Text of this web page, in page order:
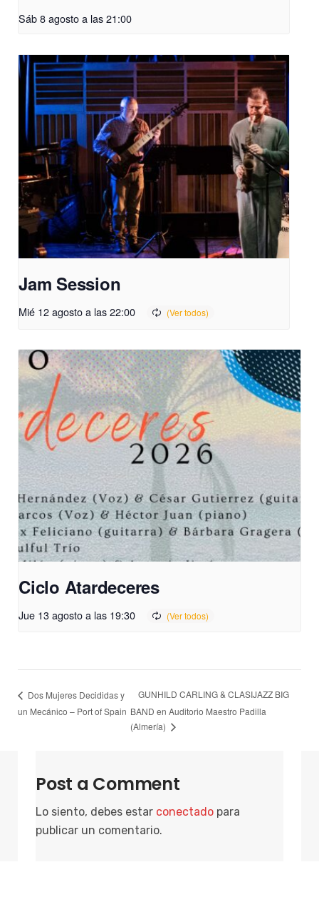
Sáb 8 agosto a las 21:00
Jam Session
Mié 12 agosto a las 22:00
Ciclo Atardeceres
Jue 13 agosto a las 19:30
Dos Mujeres Decididas y
un Mecánico – Port of Spain
GUNHILD CARLING & CLASIJAZZ BIG
BAND en Auditorio Maestro Padilla
(Almería)
Post a Comment
Lo siento, debes estar conectado para
publicar un comentario.